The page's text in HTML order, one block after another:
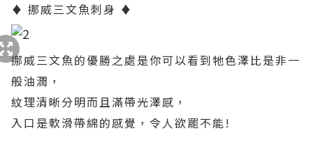
♦ 挪威三文魚刺身 ♦
挪威三文魚的優勝之處是你可以看到牠色澤比是非一
般油潤，
紋理清晰分明而且滿帶光澤感，
入口是軟滑帶綿的感覺，令人欲罷不能!